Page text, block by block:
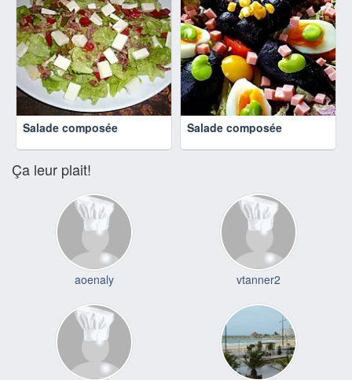
Salade composée Salade composée
Ça leur plait!
aoenaly vtanner2